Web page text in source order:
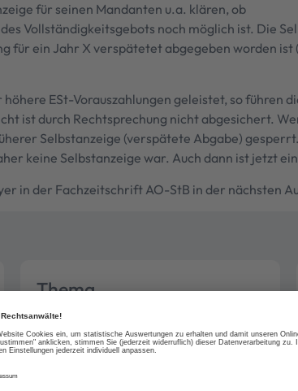
für seinen Mandanten u.a. klären, ob
Vollständigkeitsgebots noch möglich ist. Die
für ein Jahr X verspätetet abgegeben worden
ESt-Vorauszahlungen geleistet, so führen
ist durch Rechtsprechung nicht abgesichert.
Selbstanzeige (verspätete Abgabe)
keine Selbstanzeige war. Auch dann ist jetzt
in der Fachzeitschrift AO-StB in der nächsten
Thema
Steuerstrafrecht
Selbstanzeige